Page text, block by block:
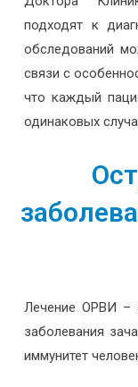
подходят к
обследований
связи с
что каждый
одинаковых
Лечение ОРВИ –
заболевания
иммунитет